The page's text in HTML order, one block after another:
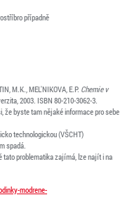
případně
M.K., MEL'NIKOVA, E.P. Chemie v
2003. ISBN 80-210-3062-3.
že byste tam nějaké informace pro sebe
technologickou (VŠCHT)
spadá.
tato problematika zajímá, lze najít i na
modrene-